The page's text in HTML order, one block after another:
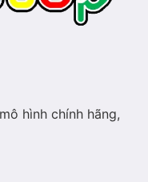
hình chính hãng,